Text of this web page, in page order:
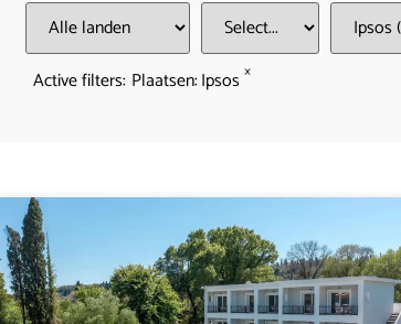
Active filters: Plaatsen:Ipsos ×